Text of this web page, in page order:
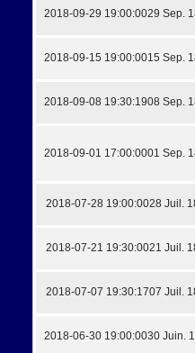
2018-09-29 19:00:0029 Sep.
2018-09-15 19:00:0015 Sep.
2018-09-08 19:30:1908 Sep.
2018-09-01 17:00:0001 Sep.
2018-07-28 19:00:0028 Juil.
2018-07-21 19:30:0021 Juil.
2018-07-07 19:30:1707 Juil.
2018-06-30 19:00:0030 Juin.